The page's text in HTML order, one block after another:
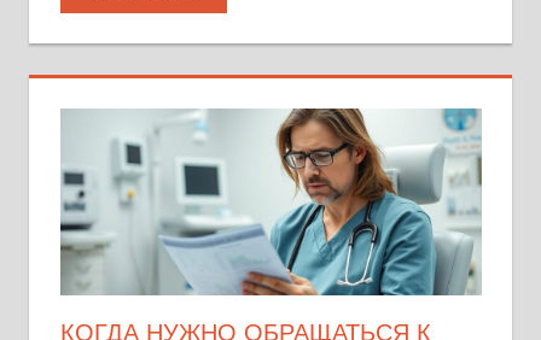
КОГДА НУЖНО ОБРАЩАТЬСЯ К